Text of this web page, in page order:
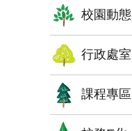
校園動態
行政處室
課程專區